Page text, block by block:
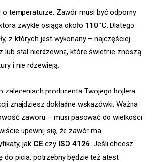
o temperaturze. Zawór musi być odporny
zwykle osiąga około 110°C. Dlatego
z których jest wykonany – najczęściej
lub stal nierdzewną, które świetnie znoszą
i nie rdzewieją.
zaleceniach producenta Twojego bojlera.
znajdziesz dokładne wskazówki. Ważna
zaworu – musi pasować do wielkości
upewnij się, że zawór ma
jak CE czy ISO 4126. Jeśli chcesz
do picia, potrzebny będzie też atest